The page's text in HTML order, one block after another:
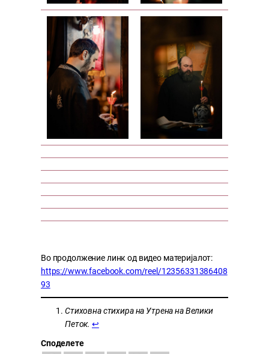
Во продолжение линк од видео материјалот:
https://www.facebook.com/reel/12356331386408
93
Стиховна стихира на Утрена на Велики
Петок. ↩︎
Споделете